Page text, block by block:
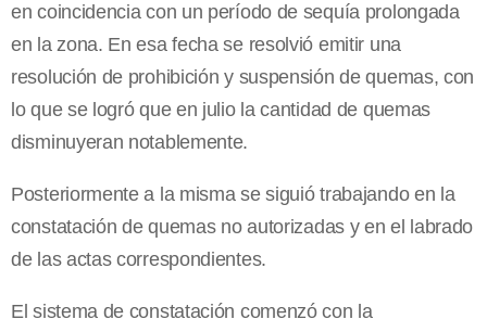
en coincidencia con un período de sequía prolongada
en la zona. En esa fecha se resolvió emitir una
resolución de prohibición y suspensión de quemas, con
lo que se logró que en julio la cantidad de quemas
disminuyeran notablemente.
Posteriormente a la misma se siguió trabajando en la
constatación de quemas no autorizadas y en el labrado
de las actas correspondientes.
El sistema de constatación comenzó con la